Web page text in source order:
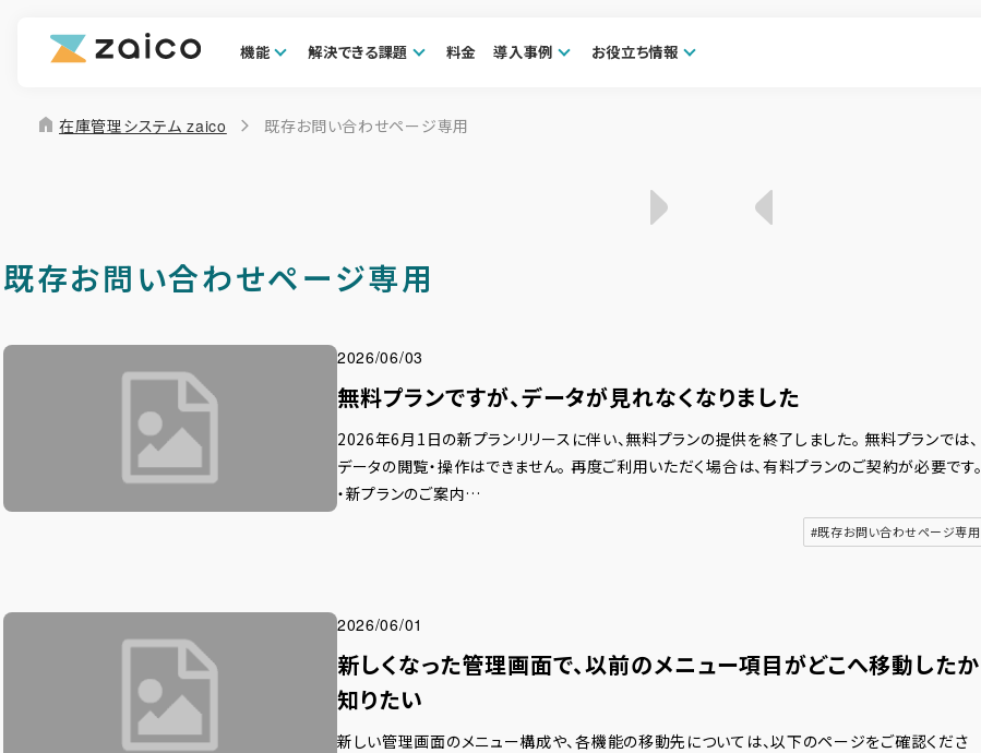
機能 解決できる課題 料金 導入事例 お役立ち情報
home 在庫管理システム zaico 既存お問い合わせページ専用
既存お問い合わせページ専用
2026/06/03
無料プランですが、データが見れなくなりました
2026年6月1日の新プランリリースに伴い、無料プランの提供を終了しました。 無料プランでは、
データの閲覧・操作はできません。 再度ご利用いただく場合は、有料プランのご契約が必要です。
・新プランのご案内…
#既存お問い合わせページ専用
2026/06/01
新しくなった管理画面で、以前のメニュー項目がどこへ移動したか
知りたい
新しい管理画面のメニュー構成や、各機能の移動先については、以下のページをご確認くださ